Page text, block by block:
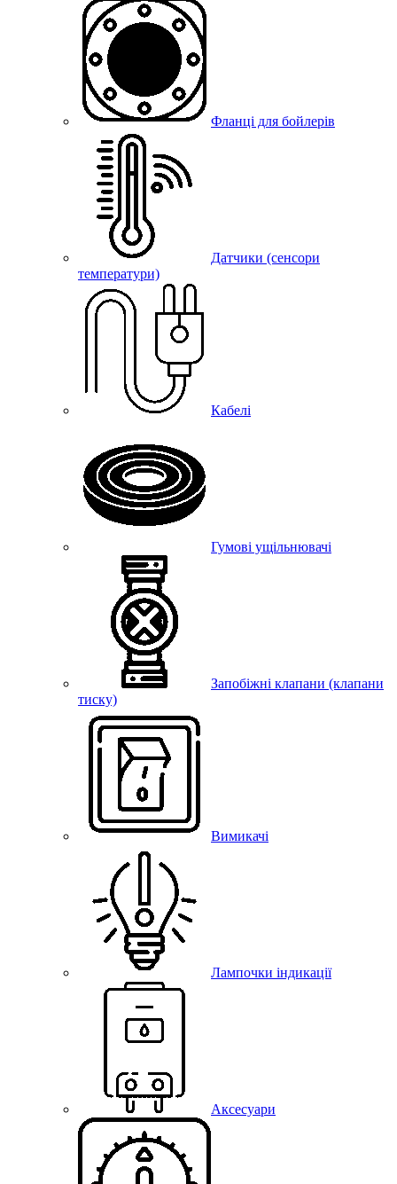
Фланці для бойлерів
Датчики (сенсори
температури)
Кабелі
Гумові ущільнювачі
Запобіжні клапани (клапани
тиску)
Вимикачі
Лампочки індикації
Аксесуари